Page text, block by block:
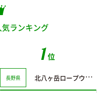
ランキング
1位
長野県 北八ヶ岳ロープウェイ